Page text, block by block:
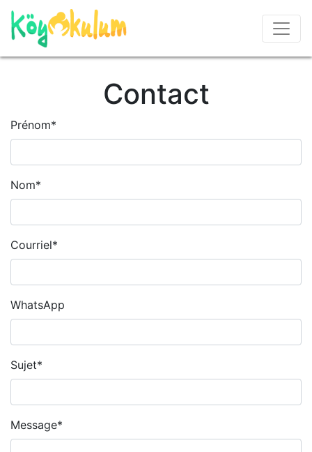
Contact
Prénom*
Nom*
Courriel*
WhatsApp
Sujet*
Message*